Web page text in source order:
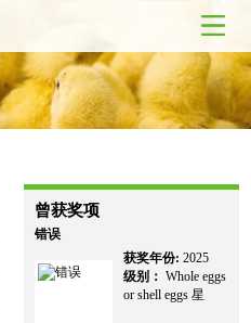
曾获奖项
错误
获奖年份: 2025
级别： Whole eggs
or shell eggs 星